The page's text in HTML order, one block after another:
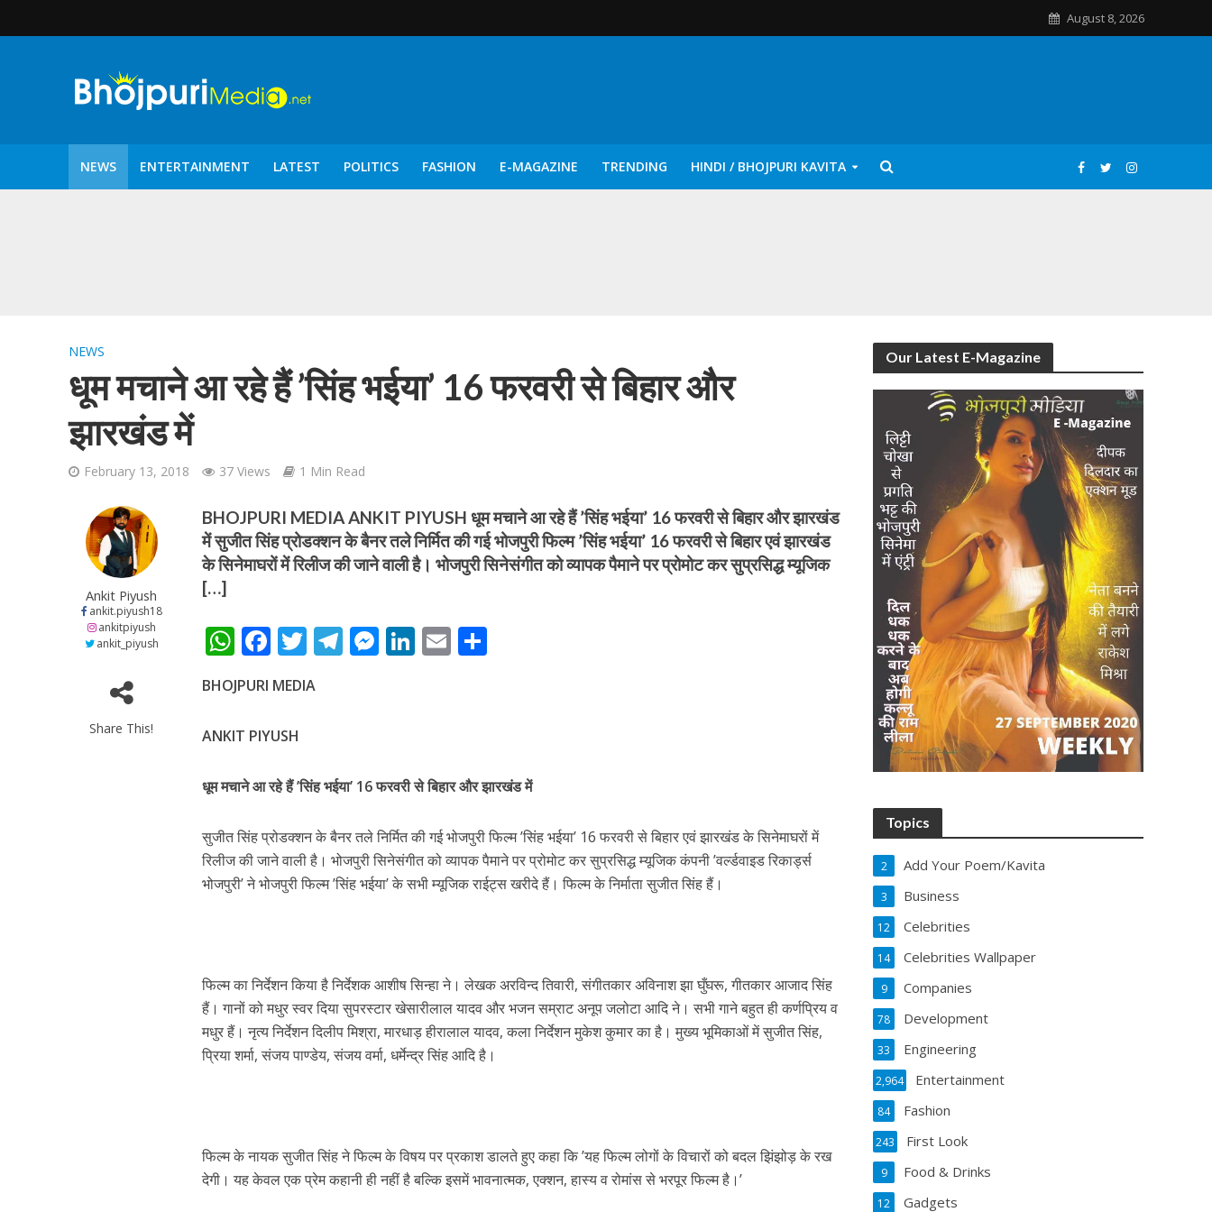
August 8, 2026
NEWS ENTERTAINMENT LATEST POLITICS FASHION E-MAGAZINE TRENDING HINDI / BHOJPURI KAVITA
शिवानी सिंह का नया बोलबम गीत तोहरे के मांगिला जानु हुआ रिलीज, दर्शकों का मिल रहा भरपूर प्यार
पवन सिंह का बॉलीवुड में महाधमाका, ‘सिर्फ आपके’ की शूटिंग लखनऊ और भोपाल में हुई पूरी”
NEWS
धूम मचाने आ रहे हैं ’सिंह भईया’ 16 फरवरी से बिहार और
झारखंड में
February 13, 2018 37 Views 1 Min Read
Ankit Piyush
ankit.piyush18
ankitpiyush
ankit_piyush
Share This!
BHOJPURI MEDIA ANKIT PIYUSH धूम मचाने आ रहे हैं ’सिंह भईया’ 16 फरवरी से बिहार और झारखंड
में सुजीत सिंह प्रोडक्शन के बैनर तले निर्मित की गई भोजपुरी फिल्म ’सिंह भईया’ 16 फरवरी से बिहार एवं झारखंड
के सिनेमाघरों में रिलीज की जाने वाली है। भोजपुरी सिनेसंगीत को व्यापक पैमाने पर प्रोमोट कर सुप्रसिद्ध म्यूजिक
[…]
W
h
at
s
p
F
ac
e
b
o
T
w
itt
T
m
M
g
Li
n
E
BHOJPURI MEDIA
ANKIT PIYUSH
धूम मचाने आ रहे हैं ’सिंह भईया’ 16 फरवरी से बिहार और झारखंड में
सुजीत सिंह प्रोडक्शन के बैनर तले निर्मित की गई भोजपुरी फिल्म ’सिंह भईया’ 16 फरवरी से बिहार एवं झारखंड के सिनेमाघरों में
रिलीज की जाने वाली है। भोजपुरी सिनेसंगीत को व्यापक पैमाने पर प्रोमोट कर सुप्रसिद्ध म्यूजिक कंपनी ’वर्ल्डवाइड रिकार्ड्स
भोजपुरी’ ने भोजपुरी फिल्म ’सिंह भईया’ के सभी म्यूजिक राईट्स खरीदे हैं। फिल्म के निर्माता सुजीत सिंह हैं।
फिल्म का निर्देशन किया है निर्देशक आशीष सिन्हा ने। लेखक अरविन्द तिवारी,संगीतकार अविनाश झा घुँघरू, गीतकार आजाद सिंह
हैं। गानों को मधुर स्वर दिया सुपरस्टार खेसारीलाल यादव और भजन सम्राट अनूप जलोटा आदि ने। सभी गाने बहुत ही कर्णप्रिय व
मधुर हैं। नृत्य निर्देशन दिलीप मिश्रा, मारधाड़ हीरालाल यादव, कला निर्देशन मुकेश कुमार का है। मुख्य भूमिकाओं में सुजीत सिंह,
प्रिया शर्मा, संजय पाण्डेय, संजय वर्मा, धर्मेन्द्र सिंह आदि है।
फिल्म के नायक सुजीत सिंह ने फिल्म के विषय पर प्रकाश डालते हुए कहा कि ’यह फिल्म लोगों के विचारों को बदल झिंझोड़ के रख
देगी। यह केवल एक प्रेम कहानी ही नहीं है बल्कि इसमें भावनात्मक, एक्शन, हास्य व रोमांस से भरपूर फिल्म है।’
Our Latest E-Magazine
Topics
Add Your Poem/Kavita
2
Business
3
Celebrities
12
Celebrities Wallpaper
14
Companies
9
Development
78
Engineering
33
Entertainment
2,964
Fashion
84
First Look
243
Food & Drinks
9
Gadgets
12